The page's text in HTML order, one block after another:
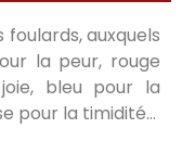
foulards, auxquels
la peur, rouge
bleu pour la
pour la timidité…